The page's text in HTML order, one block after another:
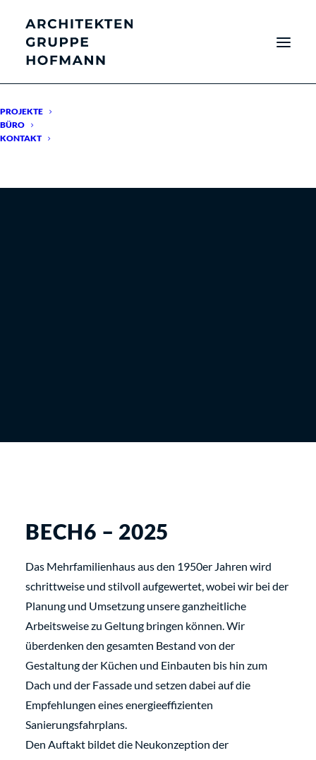
PROJEKTE
BÜRO
KONTAKT
BECH6 – 2025
Das Mehrfamilienhaus aus den 1950er Jahren wird
schrittweise und stilvoll aufgewertet, wobei wir bei der
Planung und Umsetzung unsere ganzheitliche
Arbeitsweise zu Geltung bringen können. Wir
überdenken den gesamten Bestand von der
Gestaltung der Küchen und Einbauten bis hin zum
Dach und der Fassade und setzen dabei auf die
Empfehlungen eines energieeffizienten
Sanierungsfahrplans.
Den Auftakt bildet die Neukonzeption der